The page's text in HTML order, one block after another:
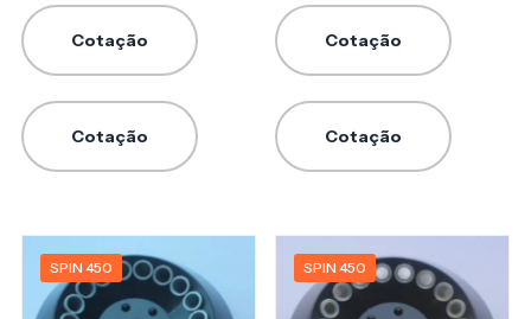
Cotação
Cotação
Cotação
Cotação
SPIN 450 SPIN 450